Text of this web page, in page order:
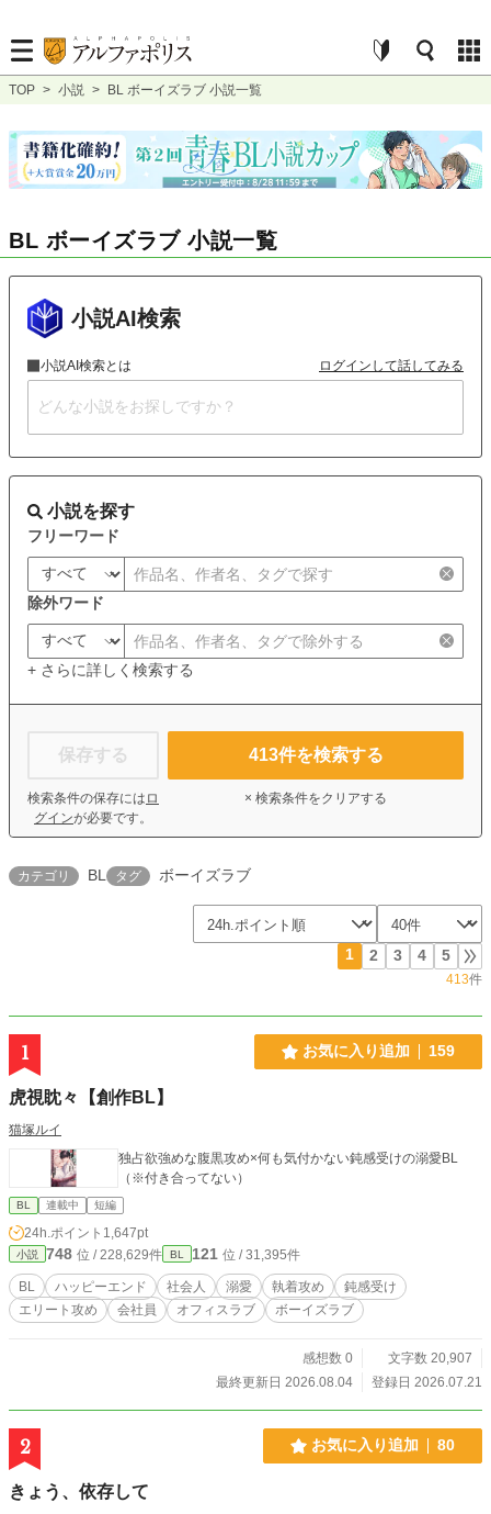
TOP > 小説 > BL ボーイズラブ 小説一覧
BL ボーイズラブ 小説一覧
小説AI検索
小説AI検索とは ログインして話してみる
小説を探す
フリーワード
除外ワード
+ さらに詳しく検索する
保存する
検索条件の保存には ロ
グインが必要です。
413件を検索する
× 検索条件をクリアする
カテゴリ BL タグ ボーイズラブ
1 2 3 4 5
413件
1 お気に入り追加 159
虎視眈々【創作BL】
猫塚ルイ
独占欲強めな腹黒攻め×何も気付かない鈍感受けの溺愛BL
（※付き合ってない）
BL 連載中 短編
24h.ポイント 1,647pt
小説 748 位 / 228,629件 BL 121 位 / 31,395件
BL ハッピーエンド 社会人 溺愛 執着攻め
鈍感受け
エリート攻め
会社員 オフィスラブ ボーイズラブ
感想数 0
文字数 20,907
最終更新日 2026.08.04
登録日 2026.07.21
2 お気に入り追加 80
きょう、依存して